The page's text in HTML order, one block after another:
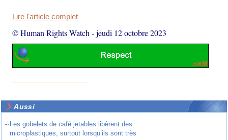
Lire l'article complet
© Human Rights Watch -jeudi 12 octobre 2023
Aussi
~ Les gobelets de café jetables libèrent des
microplastiques, surtout lorsqu’ils sont très